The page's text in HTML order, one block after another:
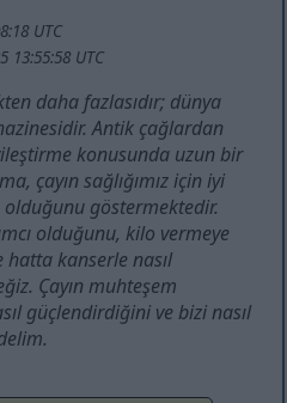
UTC
13:55:58 UTC
daha fazlasıdır; dünya
Antik çağlardan
konusunda uzun bir
çayın sağlığımız için iyi
göstermektedir.
olduğunu, kilo vermeye
hatta kanserle nasıl
Çayın muhteşem
güçlendirdiğini ve bizi nasıl